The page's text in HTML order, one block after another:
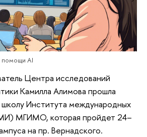
AI
Центра исследований
Камилла Алимова прошла
Института международных
МГИМО, которая пройдет 24–
на пр. Вернадского.